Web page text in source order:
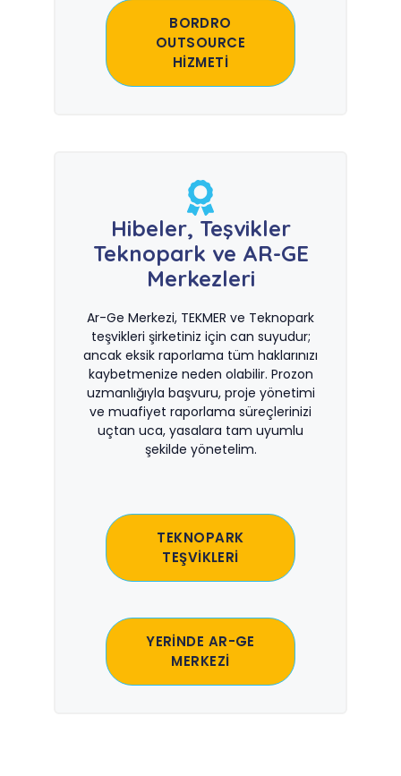
BORDRO
OUTSOURCE
HİZMETİ
Hibeler, Teşvikler
Teknopark ve AR-GE
Merkezleri
Ar-Ge Merkezi, TEKMER ve Teknopark
teşvikleri şirketiniz için can suyudur;
ancak eksik raporlama tüm haklarınızı
kaybetmenize neden olabilir. Prozon
uzmanlığıyla başvuru, proje yönetimi
ve muafiyet raporlama süreçlerinizi
uçtan uca, yasalara tam uyumlu
şekilde yönetelim.
TEKNOPARK
TEŞVİKLERİ
YERİNDE AR-GE
MERKEZİ